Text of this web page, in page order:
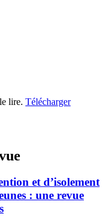
lire. Télécharger
et d’isolement
: une revue